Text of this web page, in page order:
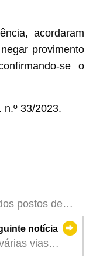
acordaram
provimento
se o
n.º 33/2023.
postos de
de subsídio
notícia
vias